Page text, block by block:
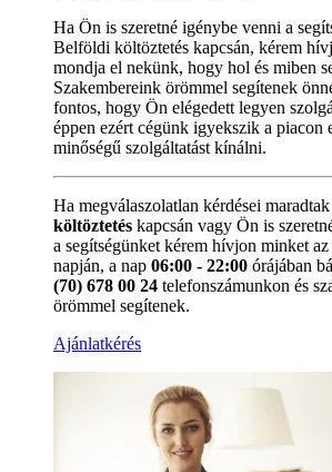
Ha Ön is szeretné igénybe venni a
Belföldi költöztetés kapcsán, kérem
mondja el nekünk, hogy hol és miben
Szakembereink örömmel segítenek
fontos, hogy Ön elégedett legyen
éppen ezért cégünk igyekszik a piacon
minőségű szolgáltatást kínálni.
Ha megválaszolatlan kérdései maradtak
költöztetés kapcsán vagy Ön is
a segítségünket kérem hívjon minket
napján, a nap 06:00 - 22:00 órájában
(70) 678 00 24 telefonszámunkon és
örömmel segítenek.
Ajánlatkérés